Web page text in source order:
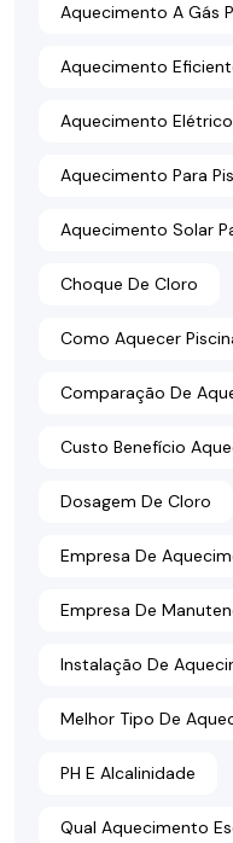
Aquecimento A Gás
Aquecimento
Aquecimento Elétrico
Aquecimento Para
Aquecimento Solar
Choque De Cloro
Como Aquecer
Comparação De
Custo Benefício
Dosagem De Cloro
Empresa De
Empresa De
Instalação De
Melhor Tipo De
PH E Alcalinidade
Qual Aquecimento